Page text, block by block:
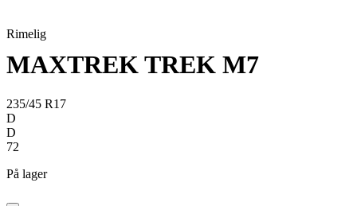
Rimelig
MAXTREK TREK M7
235/45 R17
D
D
72
På lager